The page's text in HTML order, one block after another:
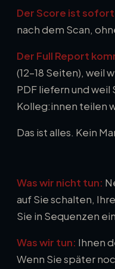
Der Score ist sofort
nach dem Scan,
Der Full Report
(12–18 Seiten), weil
PDF liefern und weil
Kolleg:innen teilen
Das ist alles. Kein
Was wir nicht tun:
auf Sie schalten,
Sie in Sequenzen
Was wir tun: Ihnen
Wenn Sie später